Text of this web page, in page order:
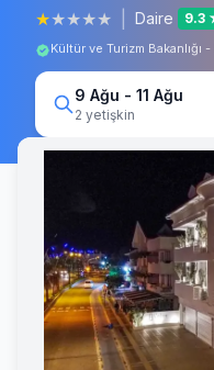
★★★★★ Daire 9.3
Kültür ve Turizm
9 Ağu - 11 Ağu
2 yetişkin